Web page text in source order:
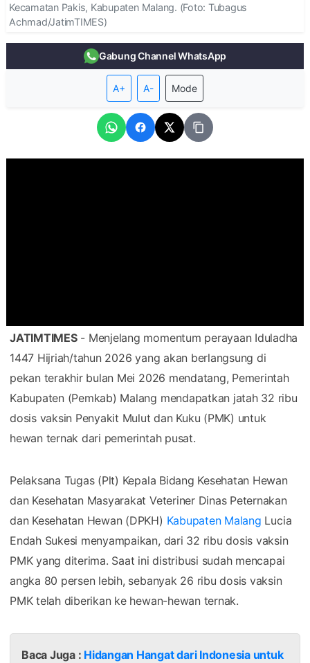
Kecamatan Pakis, Kabupaten Malang. (Foto: Tubagus
Achmad/JatimTIMES)
Gabung Channel WhatsApp
A+ A- Mode
JATIMTIMES- Menjelang momentum perayaan Iduladha
1447 Hijriah/tahun 2026 yang akan berlangsung di
pekan terakhir bulan Mei 2026 mendatang, Pemerintah
Kabupaten (Pemkab) Malang mendapatkan jatah 32 ribu
dosis vaksin Penyakit Mulut dan Kuku (PMK) untuk
hewan ternak dari pemerintah pusat.
Pelaksana Tugas (Plt) Kepala Bidang Kesehatan Hewan
dan Kesehatan Masyarakat Veteriner Dinas Peternakan
dan Kesehatan Hewan (DPKH) Kabupaten Malang Lucia
Endah Sukesi menyampaikan, dari 32 ribu dosis vaksin
PMK yang diterima. Saat ini distribusi sudah mencapai
angka 80 persen lebih, sebanyak 26 ribu dosis vaksin
PMK telah diberikan ke hewan-hewan ternak.
Baca Juga : Hidangan Hangat dari Indonesia untuk